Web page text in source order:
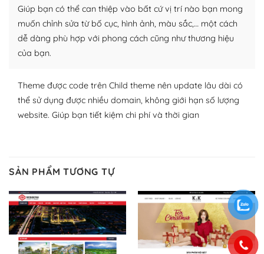
lập website của mình.
WordPress đa dạng plugin và themes
– Dễ sử dụng
Với mọi Hosting bất kỳ thì WordPress đều có thể dễ
dàng thiết lập vì thực tế nó đã cung cấp khoảng 60%
toàn bộ web.
Dễ dàng lựa chọn Hosting cho website WordPress
– Bảo mật cực tốt
Vì WordPress hiện là nền tảng xây dựng trang web và
blog lớn nhất trên thế giới, quan trọng nhất là bảo vệ
Giúp bạn có thể can thiệp vào bất cứ vị trí nào bạn mong
muốn chỉnh sửa từ bố cục, hình ảnh, màu sắc,… một cách
dễ dàng phù hợp với phong cách cũng như thương hiệu
của bạn.
Theme được code trên Child theme nên update lâu dài có
thể sử dụng được nhiều domain, không giới hạn số lượng
website. Giúp bạn tiết kiệm chi phí và thời gian
SẢN PHẨM TƯƠNG TỰ